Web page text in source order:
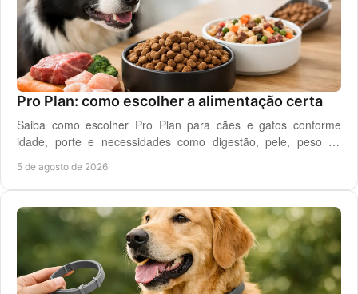
Pro Plan: como escolher a alimentação certa
Saiba como escolher Pro Plan para cães e gatos conforme
idade, porte e necessidades como digestão, pele, peso ou
5 de agosto de 2026